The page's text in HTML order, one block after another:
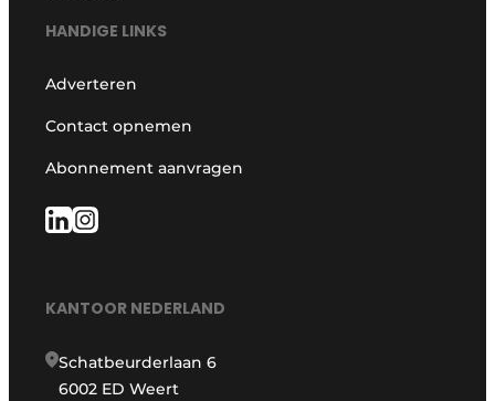
HANDIGE LINKS
Adverteren
Contact opnemen
Abonnement aanvragen
KANTOOR NEDERLAND
Schatbeurderlaan 6
6002 ED Weert